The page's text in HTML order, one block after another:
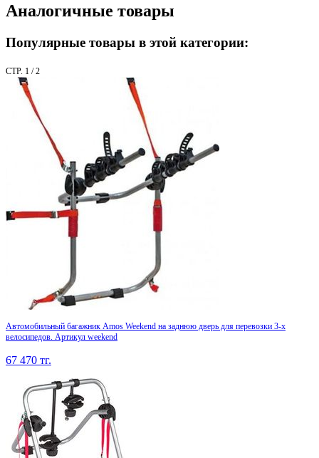
Аналогичные товары
Популярные товары в этой категории:
СТР. 1 / 2
Автомобильный багажник Amos Weekend на заднюю дверь для перевозки 3-х
велосипедов. Артикул weekend
67 470 тг.